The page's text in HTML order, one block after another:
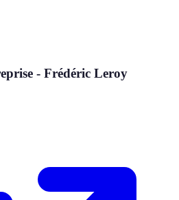
- Frédéric Leroy